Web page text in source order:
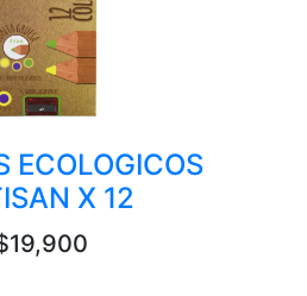
ECOLOGICOS
X 12